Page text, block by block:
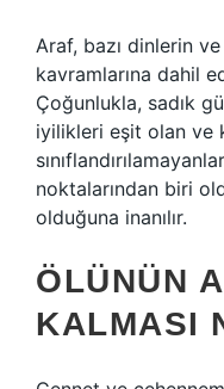
Araf, bazı dinlerin
kavramlarına dahil
Çoğunlukla, sadık
iyilikleri eşit olan ve
noktalarından biri
olduğuna inanılır.
ÖLÜNÜN
KALMASI